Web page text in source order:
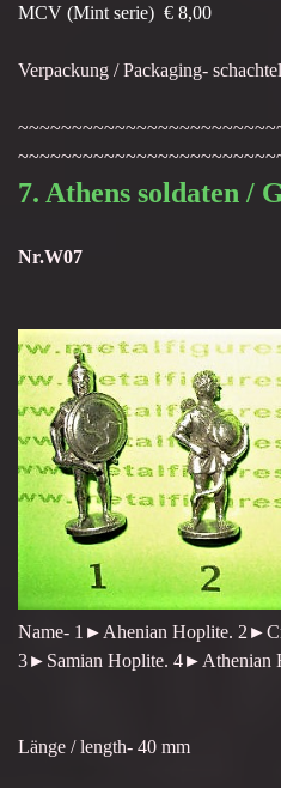
MCV (Mint serie) € 8,00
Verpackung / Packaging-
7. Athens soldaten /
Nr.W07
Name- 1►Ahenian Hoplite.
3►Samian Hoplite. 4►Athenian
Länge / length- 40 mm